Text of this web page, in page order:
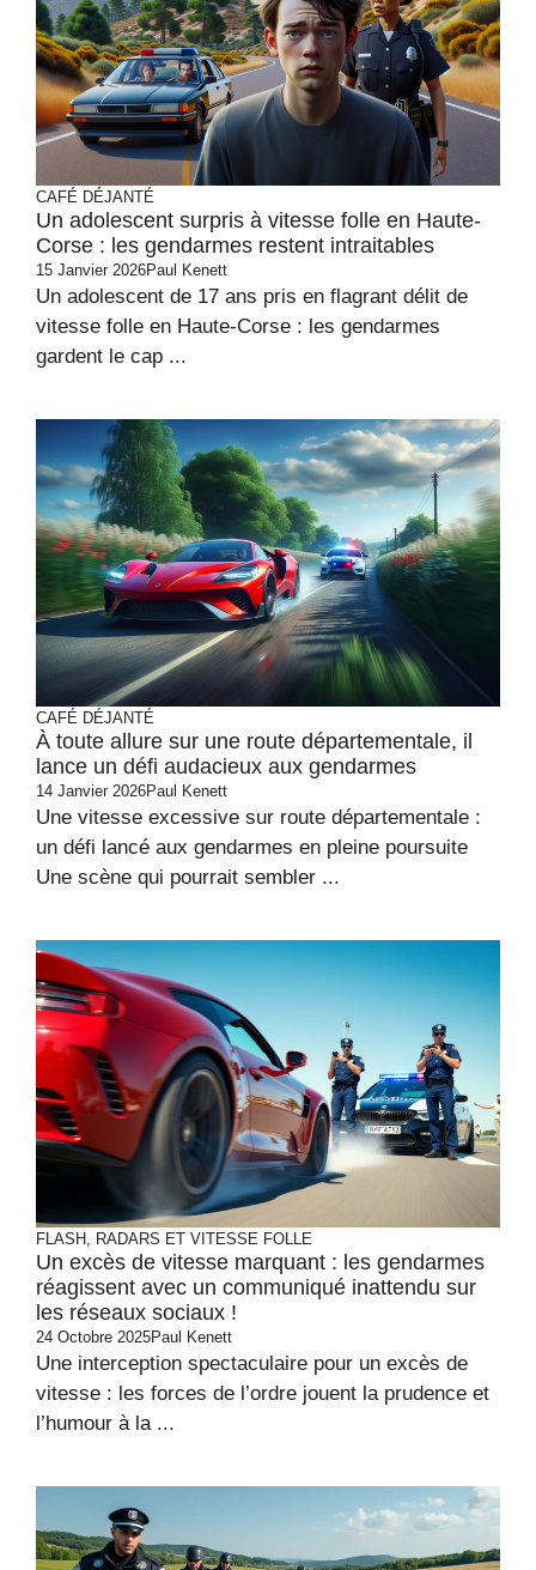
CAFÉ DÉJANTÉ
Un adolescent surpris à vitesse folle en Haute-
Corse : les gendarmes restent intraitables
15 Janvier 2026Paul Kenett
Un adolescent de 17 ans pris en flagrant délit de
vitesse folle en Haute-Corse : les gendarmes
gardent le cap ...
CAFÉ DÉJANTÉ
À toute allure sur une route départementale, il
lance un défi audacieux aux gendarmes
14 Janvier 2026Paul Kenett
Une vitesse excessive sur route départementale :
un défi lancé aux gendarmes en pleine poursuite
Une scène qui pourrait sembler ...
FLASH, RADARS ET VITESSE FOLLE
Un excès de vitesse marquant : les gendarmes
réagissent avec un communiqué inattendu sur
les réseaux sociaux !
24 Octobre 2025Paul Kenett
Une interception spectaculaire pour un excès de
vitesse : les forces de l’ordre jouent la prudence et
l’humour à la ...